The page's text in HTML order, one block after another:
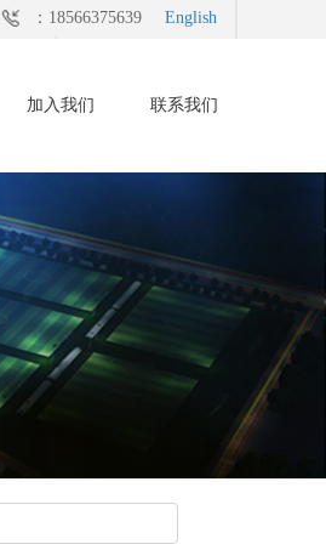
English
：18566375639
加入我们 联系我们